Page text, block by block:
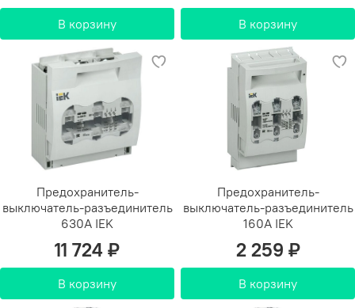
В корзину В корзину
Предохранитель-
выключатель-разъединитель
630А IEK
11 724 ₽
В корзину
Предохранитель-
выключатель-разъединитель
160А IEK
2 259 ₽
В корзину